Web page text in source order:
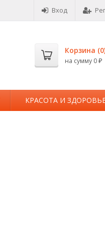
Вход
Корзина (0
на сумму 0 ₽
КРАСОТА И